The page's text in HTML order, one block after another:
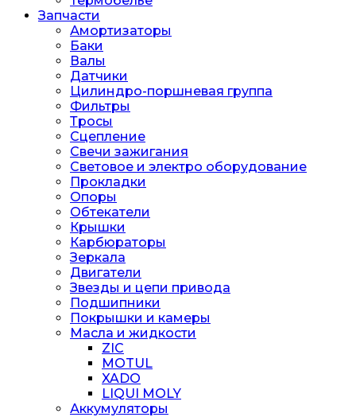
Запчасти
Амортизаторы
Баки
Валы
Датчики
Цилиндро-поршневая группа
Фильтры
Тросы
Сцепление
Свечи зажигания
Световое и электро оборудование
Прокладки
Опоры
Обтекатели
Крышки
Карбюраторы
Зеркала
Двигатели
Звезды и цепи привода
Подшипники
Покрышки и камеры
Масла и жидкости
ZIC
MOTUL
XADO
LIQUI MOLY
Аккумуляторы